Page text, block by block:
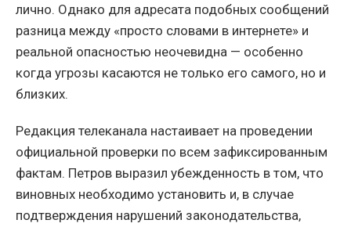
лично. Однако для адресата подобных сообщений
разница между «просто словами в интернете» и
реальной опасностью неочевидна — особенно
когда угрозы касаются не только его самого, но и
близких.
Редакция телеканала настаивает на проведении
официальной проверки по всем зафиксированным
фактам. Петров выразил убежденность в том, что
виновных необходимо установить и, в случае
подтверждения нарушений законодательства,